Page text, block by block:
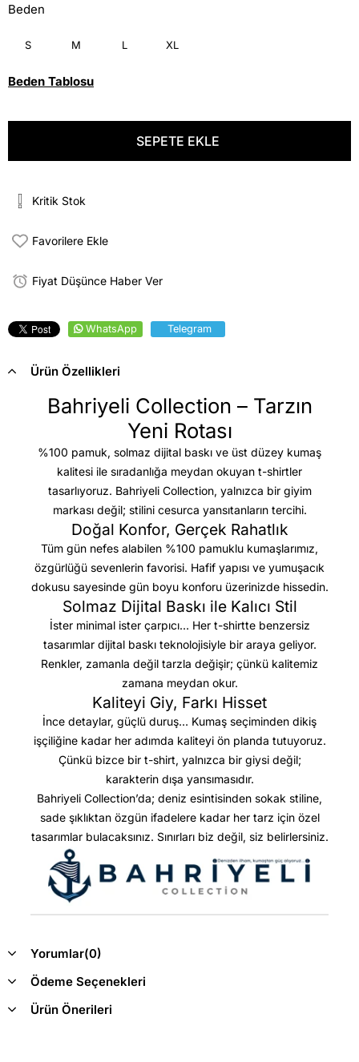
Beden
S M L XL
Beden Tablosu
Kritik Stok
Favorilere Ekle
Fiyat Düşünce Haber Ver
WhatsApp Telegram
Ürün Özellikleri
Bahriyeli Collection – Tarzın
Yeni Rotası
%100 pamuk, solmaz dijital baskı ve üst düzey kumaş
kalitesi ile sıradanlığa meydan okuyan t-shirtler
tasarlıyoruz. Bahriyeli Collection, yalnızca bir giyim
markası değil; stilini cesurca yansıtanların tercihi.
Doğal Konfor, Gerçek Rahatlık
Tüm gün nefes alabilen %100 pamuklu kumaşlarımız,
özgürlüğü sevenlerin favorisi. Hafif yapısı ve yumuşacık
dokusu sayesinde gün boyu konforu üzerinizde hissedin.
Solmaz Dijital Baskı ile Kalıcı Stil
İster minimal ister çarpıcı… Her t-shirtte benzersiz
tasarımlar dijital baskı teknolojisiyle bir araya geliyor.
Renkler, zamanla değil tarzla değişir; çünkü kalitemiz
zamana meydan okur.
Kaliteyi Giy, Farkı Hisset
İnce detaylar, güçlü duruş… Kumaş seçiminden dikiş
işçiliğine kadar her adımda kaliteyi ön planda tutuyoruz.
Çünkü bizce bir t-shirt, yalnızca bir giysi değil;
karakterin dışa yansımasıdır.
Bahriyeli Collection’da; deniz esintisinden sokak stiline,
sade şıklıktan özgün ifadelere kadar her tarz için özel
tasarımlar bulacaksınız. Sınırları biz değil, siz belirlersiniz.
Yorumlar(0)
Ödeme Seçenekleri
Ürün Önerileri